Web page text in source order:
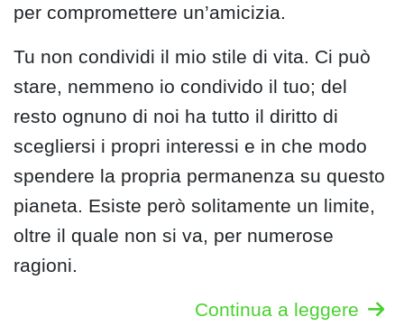
per compromettere un’amicizia.
Tu non condividi il mio stile di vita. Ci può
stare, nemmeno io condivido il tuo; del
resto ognuno di noi ha tutto il diritto di
scegliersi i propri interessi e in che modo
spendere la propria permanenza su questo
pianeta. Esiste però solitamente un limite,
oltre il quale non si va, per numerose
ragioni.
Continua a leggere